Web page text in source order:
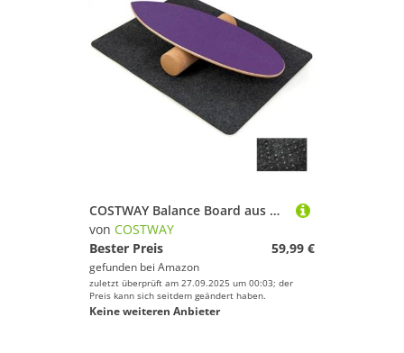
COSTWAY Balance Board aus Holz, Balancebrett, Balance Trainer Trickboard für zuhause, inkl. Korkrolle, Balance-board aus 8 hochwertigen Holzschichten gepresst (Lila)
von COSTWAY
Bester Preis
59,99 €
gefunden bei Amazon
zuletzt überprüft am 27.09.2025 um 00:03; der
Preis kann sich seitdem geändert haben.
Keine weiteren Anbieter